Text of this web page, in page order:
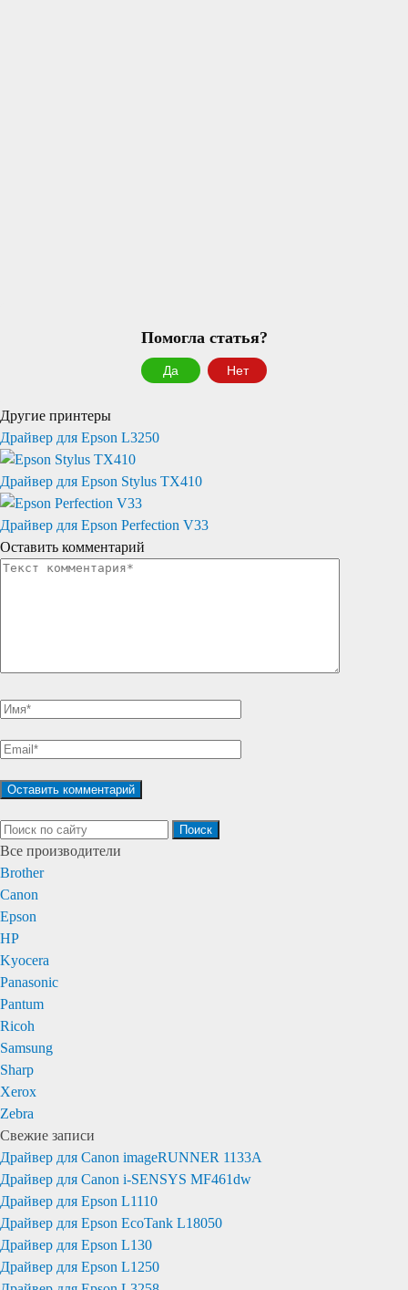
Помогла статья?
Да Нет
Другие принтеры
Драйвер для Epson L3250
Драйвер для Epson Stylus TX410
Драйвер для Epson Perfection V33
Оставить комментарий
Поиск
Все производители
Brother
Canon
Epson
HP
Kyocera
Panasonic
Pantum
Ricoh
Samsung
Sharp
Xerox
Zebra
Свежие записи
Драйвер для Canon imageRUNNER 1133A
Драйвер для Canon i-SENSYS MF461dw
Драйвер для Epson L1110
Драйвер для Epson EcoTank L18050
Драйвер для Epson L130
Драйвер для Epson L1250